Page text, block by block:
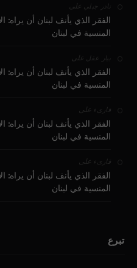
نادر جبلي على
الفقر الذي يأنف لبنان أن
المنسية في لبنان
بيار عقل على
الفقر الذي يأنف لبنان أن
المنسية في لبنان
قارىء على
الفقر الذي يأنف لبنان أن
المنسية في لبنان
قارىء على
الفقر الذي يأنف لبنان أن
المنسية في لبنان
تبرع